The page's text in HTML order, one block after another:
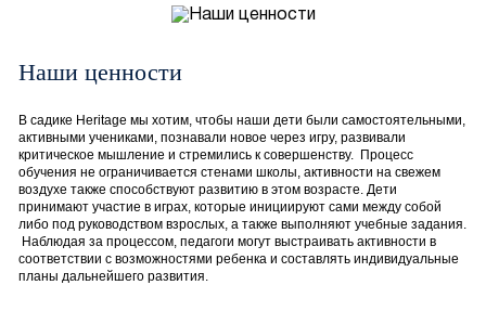
Наши ценности
В садике Heritage мы хотим, чтобы наши дети были самостоятельными,
активными учениками, познавали новое через игру, развивали
критическое мышление и стремились к совершенству. Процесс
обучения не ограничивается стенами школы, активности на свежем
воздухе также способствуют развитию в этом возрасте. Дети
принимают участие в играх, которые инициируют сами между собой
либо под руководством взрослых, а также выполняют учебные задания.
Наблюдая за процессом, педагоги могут выстраивать активности в
соответствии с возможностями ребенка и составлять индивидуальные
планы дальнейшего развития.